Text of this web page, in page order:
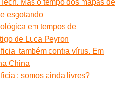
Mas o tempo dos mapas de
esgotando
em tempos de
de Luca Peyron
também contra vírus. Em
China
somos ainda livres?